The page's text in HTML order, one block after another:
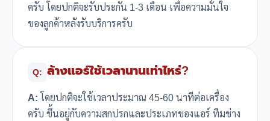
ครับ โดยปกติจะรับประกัน 1-3 เดือน เพื่อความมั่นใจ
ของลูกค้าหลังรับบริการครับ
Q: ล้างแอร์ใช้เวลานานเท่าไหร่?
A: โดยปกติจะใช้เวลาประมาณ 45-60 นาทีต่อเครื่อง
ครับ ขึ้นอยู่กับความสกปรกและประเภทของแอร์ ทีมช่าง